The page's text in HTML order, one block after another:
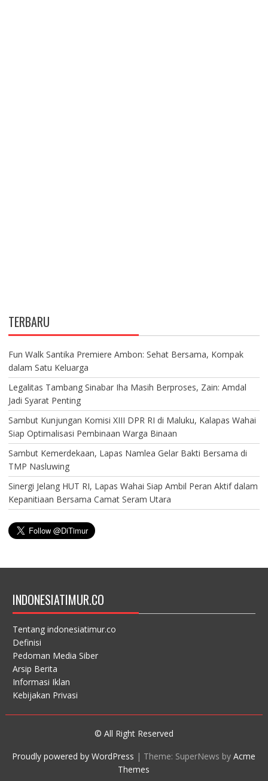
TERBARU
Fun Walk Santika Premiere Ambon: Sehat Bersama, Kompak
dalam Satu Keluarga
Legalitas Tambang Sinabar Iha Masih Berproses, Zain: Amdal
Jadi Syarat Penting
Sambut Kunjungan Komisi XIII DPR RI di Maluku, Kalapas Wahai
Siap Optimalisasi Pembinaan Warga Binaan
Sambut Kemerdekaan, Lapas Namlea Gelar Bakti Bersama di
TMP Nasluwing
Sinergi Jelang HUT RI, Lapas Wahai Siap Ambil Peran Aktif dalam
Kepanitiaan Bersama Camat Seram Utara
INDONESIATIMUR.CO
Tentang indonesiatimur.co
Definisi
Pedoman Media Siber
Arsip Berita
Informasi Iklan
Kebijakan Privasi
© All Right Reserved
Proudly powered by WordPress | Theme: SuperNews byAcme
Themes